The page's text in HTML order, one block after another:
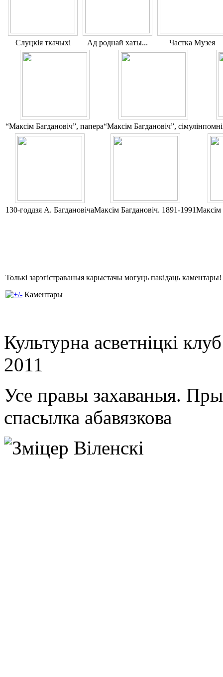
Слуцкія ткачыхі Ад роднай хаты... Частка Музея
“Максім Багдановіч”, папера“Максім Багдановіч”, сімулін
130-годдзя А. БагдановічаМаксім Багдановіч. 1891-1991Максім
Толькі зарэгістраваныя карыстачы могуць пакідаць каментары!
Каментары
Культурна асветнiцкi
2011
Усе правы захаваныя.
спасылка абавязкова